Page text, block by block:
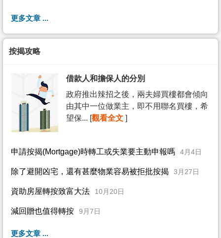
更多文章 ...
按揭攻略
借款人和擔保人的分別
政府推出辣招之後，兩夫婦買樓都會傾向
由其中一位做業主，即不用聯名買樓，希
望保... [觀看全文 ]
申請按揭(Mortgage)時轉工或失業要主動申報嗎 4月4日
除了避開凶宅，還有甚麼物業容易被拒批按揭 3月27日
資助房屋轉按致富大法 10月20日
減回贈也值得轉按 9月7日
更多文章 ...